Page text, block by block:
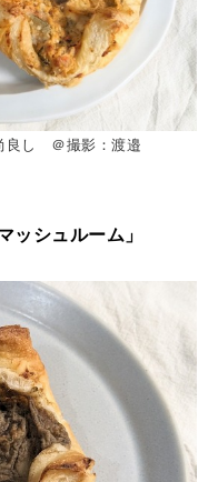
良し ＠撮影：渡邉
ッシュルーム」